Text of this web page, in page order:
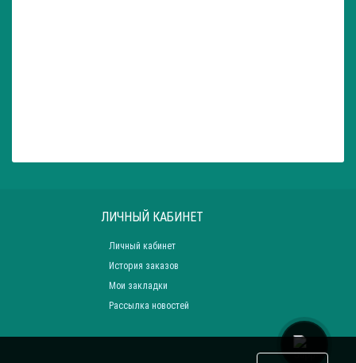
ЛИЧНЫЙ КАБИНЕТ
Личный кабинет
История заказов
Мои закладки
Рассылка новостей